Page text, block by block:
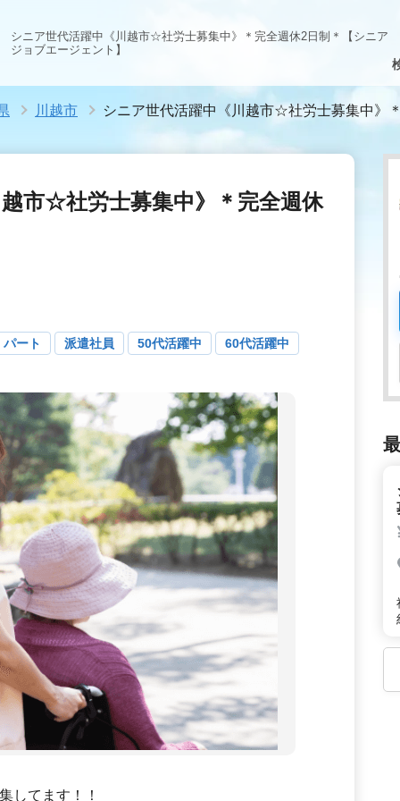
シニア世代活躍中《川越市☆社労士募集中》＊完全週休2日制＊【シニア
ジョブエージェント】
川越市 シニア世代活躍中《川越市☆社労士募集中》
市☆社労士募集中》＊完全週休
ート 派遣社員 50代活躍中 60代活躍中
してます！！